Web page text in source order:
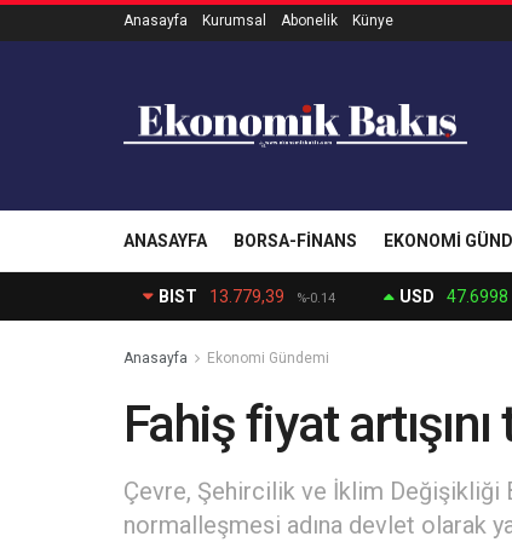
Anasayfa Kurumsal Abonelik Künye
ANASAYFA BORSA-FINANS EKONOMI
BIST 13.779,39 %-0.14 USD 47.6998
Anasayfa Ekonomi Gündemi
Fahiş fiyat
Çevre, Şehircilik ve İklim Değişikliği
normalleşmesi adına devlet olarak